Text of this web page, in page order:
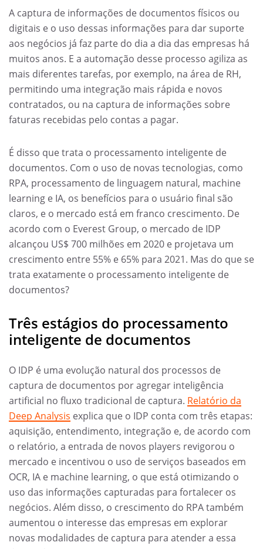
A captura de informações de documentos físicos ou
digitais e o uso dessas informações para dar suporte
aos negócios já faz parte do dia a dia das empresas há
muitos anos. E a automação desse processo agiliza as
mais diferentes tarefas, por exemplo, na área de RH,
permitindo uma integração mais rápida e novos
contratados, ou na captura de informações sobre
faturas recebidas pelo contas a pagar.
É disso que trata o processamento inteligente de
documentos. Com o uso de novas tecnologias, como
RPA, processamento de linguagem natural, machine
learning e IA, os benefícios para o usuário final são
claros, e o mercado está em franco crescimento. De
acordo com o Everest Group, o mercado de IDP
alcançou US$ 700 milhões em 2020 e projetava um
crescimento entre 55% e 65% para 2021. Mas do que se
trata exatamente o processamento inteligente de
documentos?
Três estágios do processamento
inteligente de documentos
O IDP é uma evolução natural dos processos de
captura de documentos por agregar inteligência
artificial no fluxo tradicional de captura. Relatório da
Deep Analysis explica que o IDP conta com três etapas:
aquisição, entendimento, integração e, de acordo com
o relatório, a entrada de novos players revigorou o
mercado e incentivou o uso de serviços baseados em
OCR, IA e machine learning, o que está otimizando o
uso das informações capturadas para fortalecer os
negócios. Além disso, o crescimento do RPA também
aumentou o interesse das empresas em explorar
novas modalidades de captura para atender a essa